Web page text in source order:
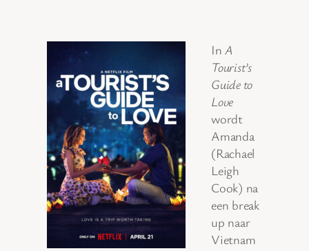
In A
Tourist’s
Guide to
Love
wordt
Amanda
(Rachael
Leigh
Cook) na
een break
up naar
Vietnam